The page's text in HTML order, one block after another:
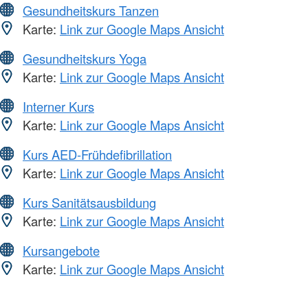
Gesundheitskurs Tanzen
Karte: Link zur Google Maps Ansicht
Gesundheitskurs Yoga
Karte: Link zur Google Maps Ansicht
Interner Kurs
Karte: Link zur Google Maps Ansicht
Kurs AED-Frühdefibrillation
Karte: Link zur Google Maps Ansicht
Kurs Sanitätsausbildung
Karte: Link zur Google Maps Ansicht
Kursangebote
Karte: Link zur Google Maps Ansicht